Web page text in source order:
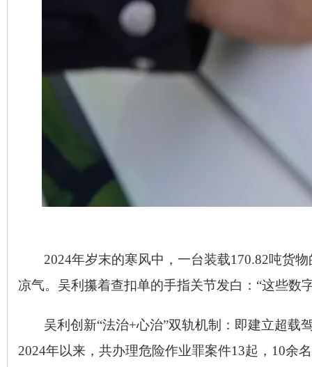
2024年岁末的寒风中，一台装载170.82吨货
凉气。吴利攥着查扣单的手指关节发白：“这些数
吴利创新“法治+心治”双轨机制：即建立超载
2024年以来，共办理危险作业罪案件13起， 10余